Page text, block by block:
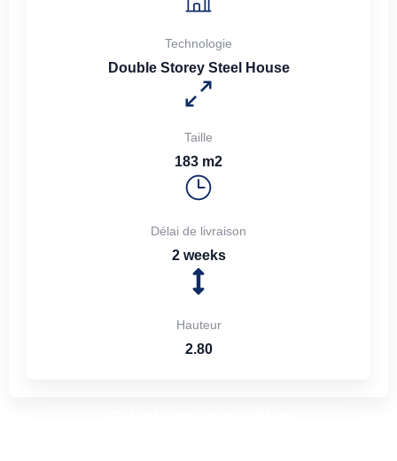
Technologie
Double Storey Steel House
Taille
183 m2
Délai de livraison
2 weeks
Hauteur
2.80